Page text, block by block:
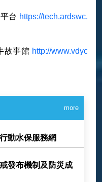
台 https://tech.ardswc.
故事館 http://www.vdyc
more
動水保服務網
發布機制及防災成